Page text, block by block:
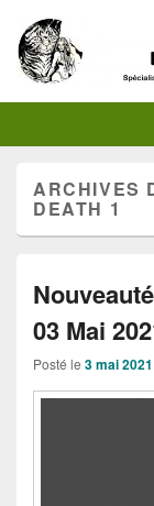
ARCHIVES
DEATH 1
03 Mai
Posté le 3 mai 2021